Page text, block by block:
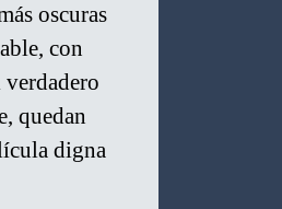
oscuras
con
verdadero
quedan
digna